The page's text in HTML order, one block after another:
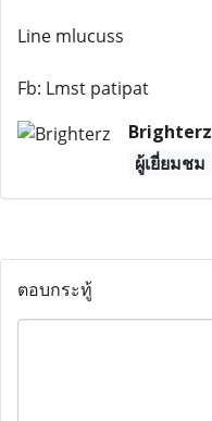
Line mlucuss
Fb: Lmst patipat
Brighterz
ผู้เยี่ยมชม
ตอบกระทู้